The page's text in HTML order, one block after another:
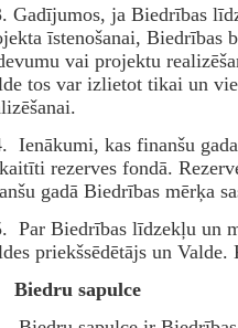
Gadījumos, ja Biedrības
īstenošanai, Biedrības
vai projektu
tos var izlietot tikai un
Ienākumi, kas finanšu
rezerves fondā.
gadā Biedrības mērķa
Par Biedrības līdzekļu un
priekšsēdētājs un
Biedru sapulce